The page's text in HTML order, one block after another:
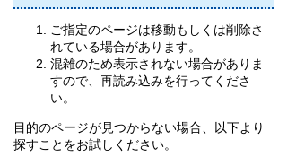
ご指定のページは移動もしくは削除さ
れている場合があります。
混雑のため表示されない場合がありま
すので、再読み込みを行ってくださ
い。
目的のページが見つからない場合、以下より
探すことをお試しください。